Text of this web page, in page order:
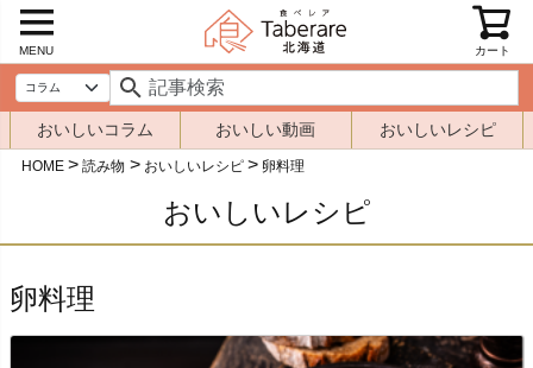
MENU カート
おいしいコラム おいしい動画 おいしいレシピ
HOME 読み物 おいしいレシピ 卵料理
おいしいレシピ
卵料理